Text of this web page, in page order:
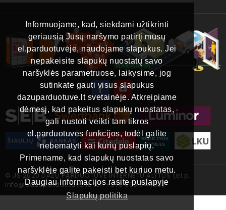
Informuojame, kad, siekdami užtikrinti
geriausią Jūsų naršymo patirtį mūsų
el.parduotuvėje, naudojame slapukus. Jei
nepakeisite slapukų nuostatų savo
naršyklės parametruose, laikysime, jog
sutinkate gauti visus slapukus
dazuparduotuve.lt svetainėje. Atkreipiame
dėmesį, kad pakeitus slapukų nuostatas,
gali nustoti veikti tam tikros
el.parduotuvės funkcijos, todėl galite
nebematyti kai kurių puslapių.
Primename, kad slapukų nuostatas savo
naršyklėje galite pakeisti bet kuriuo metu.
Daugiau informacijos rasite puslapyje
Slapukų politika
© JS 2020 DAŽŲ PARDUOTUVĖ INTERNETU ALYTUS (el.p.
info@dazuparduotuve.lt, tel.+370 696 04400)